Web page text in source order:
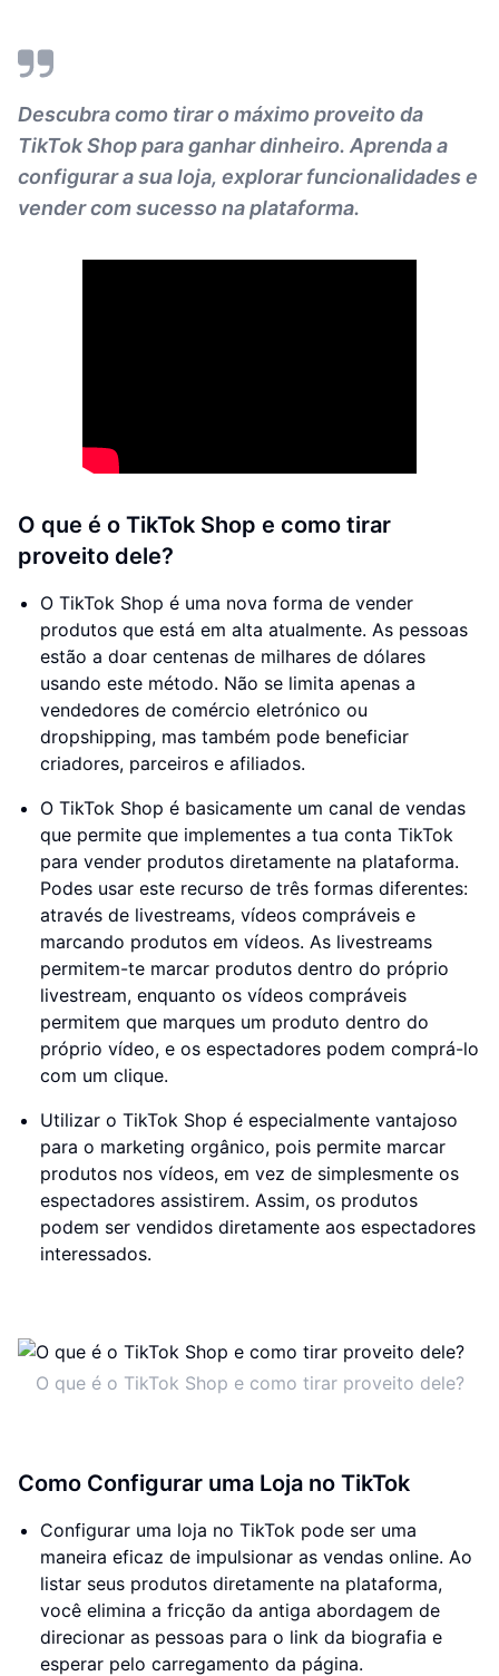
Descubra como tirar o máximo proveito da
TikTok Shop para ganhar dinheiro. Aprenda a
configurar a sua loja, explorar funcionalidades e
vender com sucesso na plataforma.
O que é o TikTok Shop e como tirar
proveito dele?
O TikTok Shop é uma nova forma de vender
produtos que está em alta atualmente. As pessoas
estão a doar centenas de milhares de dólares
usando este método. Não se limita apenas a
vendedores de comércio eletrónico ou
dropshipping, mas também pode beneficiar
criadores, parceiros e afiliados.
O TikTok Shop é basicamente um canal de vendas
que permite que implementes a tua conta TikTok
para vender produtos diretamente na plataforma.
Podes usar este recurso de três formas diferentes:
através de livestreams, vídeos compráveis e
marcando produtos em vídeos. As livestreams
permitem-te marcar produtos dentro do próprio
livestream, enquanto os vídeos compráveis
permitem que marques um produto dentro do
próprio vídeo, e os espectadores podem comprá-lo
com um clique.
Utilizar o TikTok Shop é especialmente vantajoso
para o marketing orgânico, pois permite marcar
produtos nos vídeos, em vez de simplesmente os
espectadores assistirem. Assim, os produtos
podem ser vendidos diretamente aos espectadores
interessados.
O que é o TikTok Shop e como tirar proveito dele?
Como Configurar uma Loja no TikTok
Configurar uma loja no TikTok pode ser uma
maneira eficaz de impulsionar as vendas online. Ao
listar seus produtos diretamente na plataforma,
você elimina a fricção da antiga abordagem de
direcionar as pessoas para o link da biografia e
esperar pelo carregamento da página.